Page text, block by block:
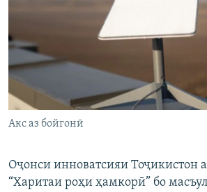
Акс аз бойгонӣ
Оҷонси инноватсияи Тоҷикистон
“Харитаи роҳи ҳамкорӣ” бо